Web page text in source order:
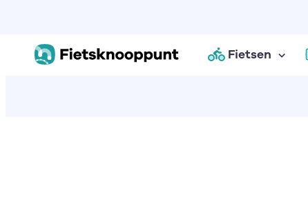
Fietsen